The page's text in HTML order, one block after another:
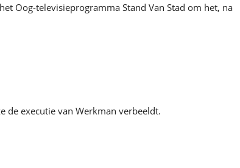
Oog-televisieprogramma Stand Van Stad om het, na
de executie van Werkman verbeeldt.